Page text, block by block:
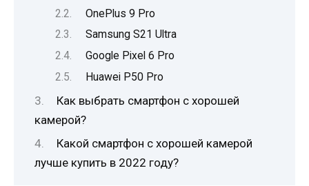
OnePlus 9 Pro
Samsung S21 Ultra
Google Pixel 6 Pro
Huawei P50 Pro
Как выбрать смартфон с хорошей
камерой?
Какой смартфон с хорошей камерой
лучше купить в 2022 году?